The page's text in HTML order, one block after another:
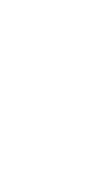
دیگر
بکاپ